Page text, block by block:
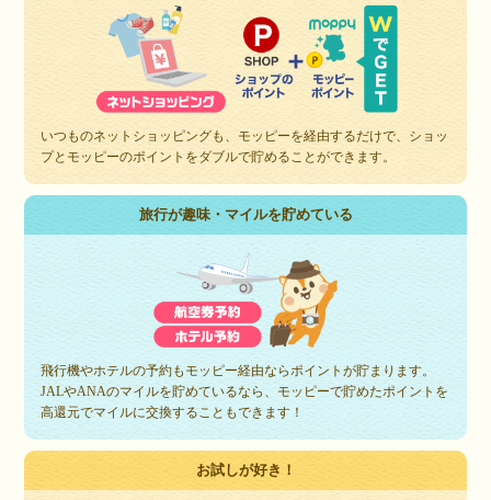
いつものネットショッピングも、モッピーを経由するだけで、ショッ
プとモッピーのポイントをダブルで貯めることができます。
旅行が趣味・マイルを貯めている
飛行機やホテルの予約もモッピー経由ならポイントが貯まります。
JALやANAのマイルを貯めているなら、モッピーで貯めたポイントを
高還元でマイルに交換することもできます！
お試しが好き！